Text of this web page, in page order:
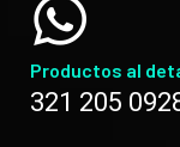
Productos al
321 205